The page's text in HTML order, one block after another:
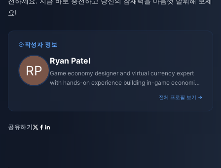
요!
작성자 정보
Ryan Patel
Game economy designer and virtual currency expert
with hands-on experience building in-game economies
전체 프로필 보기 →
공유하기